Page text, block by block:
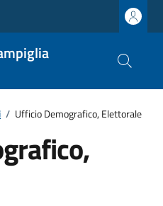
/ Ufficio Demografico, Elettorale